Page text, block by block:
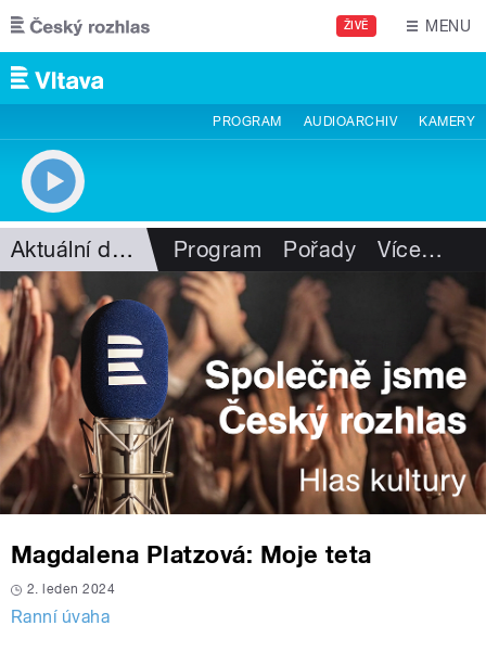
Přejít k hlavnímu obsahu
ŽIVĚ MENU
PROGRAM AUDIOARCHIV KAMERY
Aktuální dění Program Pořady Více…
Magdalena Platzová: Moje teta
2. leden 2024
Ranní úvaha